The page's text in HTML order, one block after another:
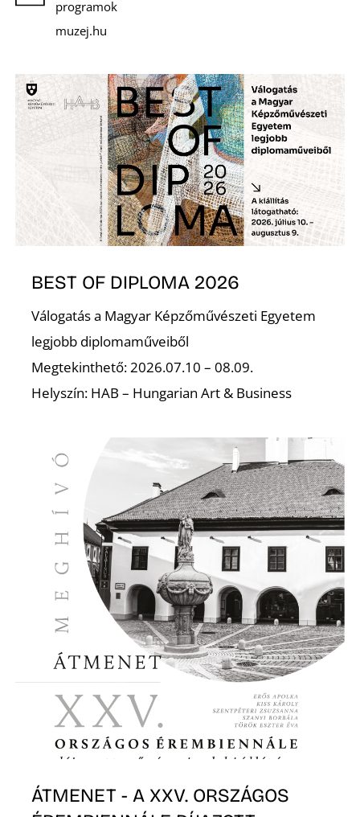
programok
muzej.hu
BEST OF DIPLOMA 2026
Válogatás a Magyar Képzőművészeti Egyetem
legjobb diplomaműveiből
Megtekinthető: 2026.07.10 – 08.09.
Helyszín: HAB – Hungarian Art & Business
ÁTMENET - A XXV. ORSZÁGOS